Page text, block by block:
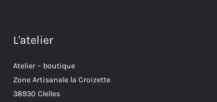
L'atelier
Atelier – boutique
Zone Artisanale la Croizette
38930 Clelles